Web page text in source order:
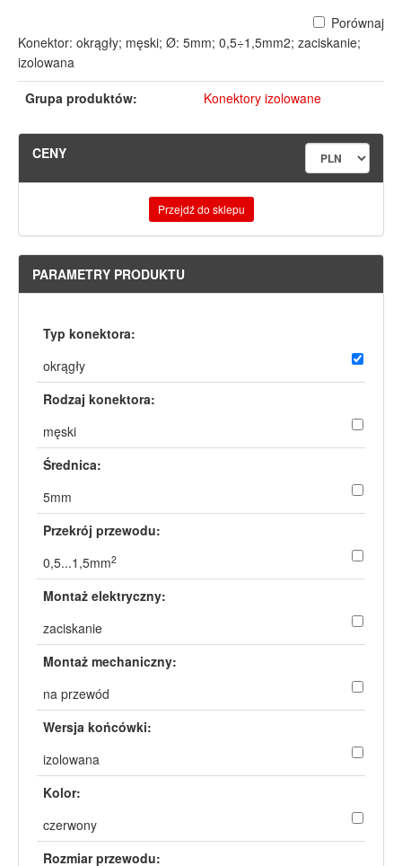
Porównaj
Konektor: okrągły; męski; Ø: 5mm; 0,5÷1,5mm2; zaciskanie;
izolowana
Grupa produktów:
Konektory izolowane
CENY
Przejdź do sklepu
PARAMETRY PRODUKTU
Typ konektora:
okrągły
Rodzaj konektora:
męski
Średnica:
5mm
Przekrój przewodu:
0,5...1,5mm2
Montaż elektryczny:
zaciskanie
Montaż mechaniczny:
na przewód
Wersja końcówki:
izolowana
Kolor:
czerwony
Rozmiar przewodu: